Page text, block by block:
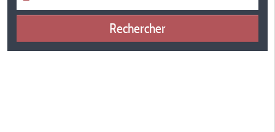
Rechercher